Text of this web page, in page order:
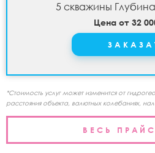
5 скважины
Цена от 32
*Стоимость услуг может изменится от
расстояния объекта, валютных колебаниях,
ВЕСЬ